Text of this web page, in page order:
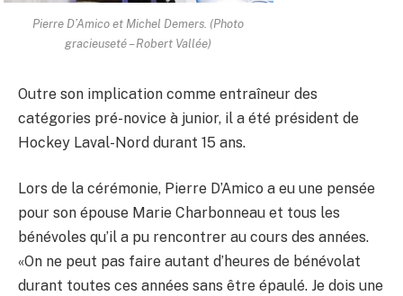
Pierre D’Amico et Michel Demers. (Photo
gracieuseté – Robert Vallée)
Outre son implication comme entraîneur des
catégories pré-novice à junior, il a été président de
Hockey Laval-Nord durant 15 ans.
Lors de la cérémonie, Pierre D’Amico a eu une pensée
pour son épouse Marie Charbonneau et tous les
bénévoles qu’il a pu rencontrer au cours des années.
«On ne peut pas faire autant d’heures de bénévolat
durant toutes ces années sans être épaulé. Je dois une